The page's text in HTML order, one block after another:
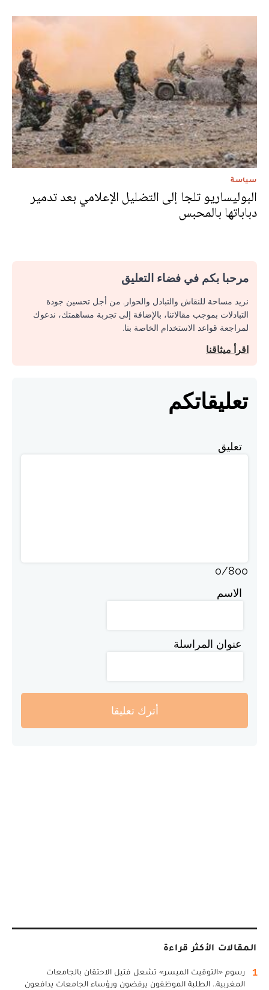
سياسة
البوليساريو تلجا إلى التضليل الإعلامي بعد تدمير
دباباتها بالمحبس
مرحبا بكم في فضاء التعليق
نريد مساحة للنقاش والتبادل والحوار. من أجل تحسين جودة
التبادلات بموجب مقالاتنا، بالإضافة إلى تجربة مساهمتك، ندعوك
لمراجعة قواعد الاستخدام الخاصة بنا.
اقرأ ميثاقنا
تعليقاتكم
تعليق
0/800
الاسم
عنوان المراسلة
أترك تعليقا
المقالات الأكثر قراءة
1
رسوم «التوقيت الميسر» تشعل فتيل الاحتقان بالجامعات
المغربية.. الطلبة الموظفون يرفضون ورؤساء الجامعات يدافعون